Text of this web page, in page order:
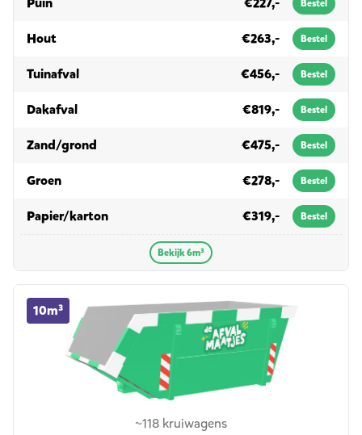
Bestel
Houtin 6m³ €263,- Bestel
Tuinafvalin 6m³ €456,- Bestel
Dakafvalin 6m³ €819,- Bestel
Zand/grond €475,- Bestel
Groenin 6m³ €278,- Bestel
Papier/kartonin 6m³ €319,- Bestel
Bekijk 6m³
~118 kruiwagens
10m³
10m³ container huren